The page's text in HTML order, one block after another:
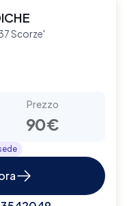
Scorze'
Prezzo
90€